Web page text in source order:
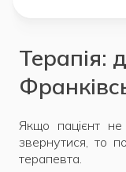
Терапія:
Якщо пацієнт
звернутися, то
терапевта.